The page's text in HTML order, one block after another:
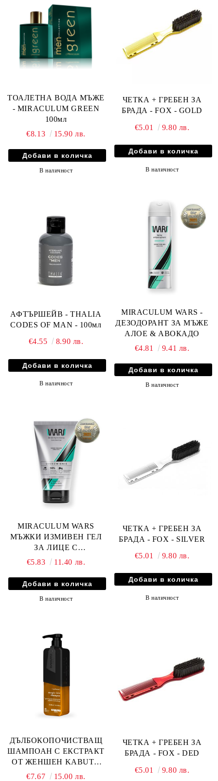
ТОАЛЕТНА ВОДА МЪЖЕ
- MIRACULUM GREEN
100мл
€8.13
15.90 лв.
В наличност
ЧЕТКА + ГРЕБЕН ЗА
БРАДА - FOX - GOLD
€5.01 9.80 лв.
В наличност
АФТЪРШЕЙВ - THALIA
CODES OF MAN - 100мл
€4.55 8.90 лв.
В наличност
MIRACULUM WARS -
ДЕЗОДОРАНТ ЗА МЪЖЕ
АЛОЕ & АВОКАДО
€4.81
9.41 лв.
В наличност
MIRACULUM WARS
МЪЖКИ ИЗМИВЕН ГЕЛ
ЗА ЛИЦЕ С
ОСВЕЖАВАЩ ЕФЕКТ
€5.83 11.40 лв.
В наличност
ЧЕТКА + ГРЕБЕН ЗА
БРАДА - FOX - SILVER
€5.01 9.80 лв.
В наличност
ДЪЛБОКОПОЧИСТВАЩ
ШАМПОАН С ЕКСТРАКТ
ОТ ЖЕНШЕН KABUTO
MAGIC IXIR - 400мл
€7.67 15.00 лв.
ЧЕТКА + ГРЕБЕН ЗА
БРАДА - FOX - DED
€5.01 9.80 лв.